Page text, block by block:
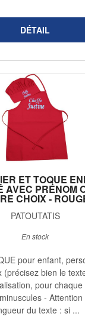
ET TOQUE
AVEC PRÉNOM
CHOIX -
PATOUTATIS
En stock
pour enfant,
(précisez bien le
pour
-
du texte : si ...